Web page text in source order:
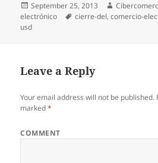
Posted
on
September 25, 2013 Author
electrónico
Tags
cierre-del,comercio-
usd
Leave a Reply
Your email address will not be published.
marked*
COMMENT